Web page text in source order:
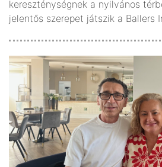
kereszténységnek a nyilvános
jelentős szerepet játszik a Ballers